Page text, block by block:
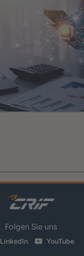
Folgen Sie uns
LinkedIn YouTube